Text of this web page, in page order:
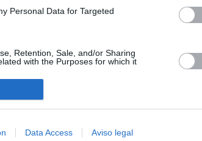
Personal Data for Targeted
Retention, Sale, and/or Sharing
with the Purposes for which it
Data Access Aviso legal
access to the world's largest news
frontpage cover of each